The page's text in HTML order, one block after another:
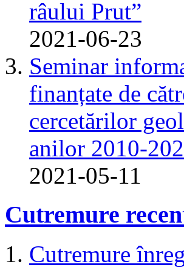
râului Prut”
2021-06-23
Seminar
finanțate de
cercetărilor
anilor 2010-
2021-05-11
Cutremure
Cutremure